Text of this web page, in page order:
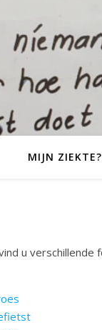
MIJN ZIEKTE?
u verschillende